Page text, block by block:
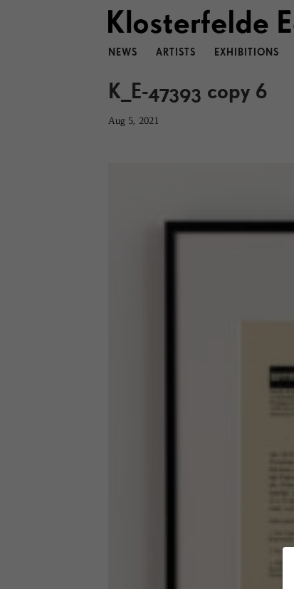
NEWS ARTISTS EXHIBITIONS
K_E-47393 copy 6
Aug 5, 2021